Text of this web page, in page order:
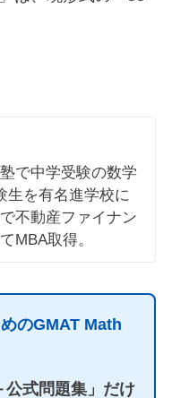
で中学受験の数学
生を有名進学校に
不動産ファイナン
MBA取得。
のGMAT Math
公式問題集」だけ